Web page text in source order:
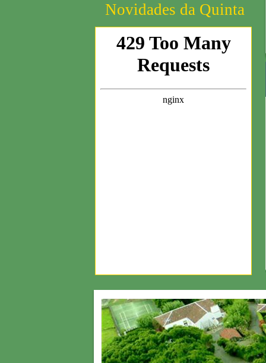
Novidades da Quinta